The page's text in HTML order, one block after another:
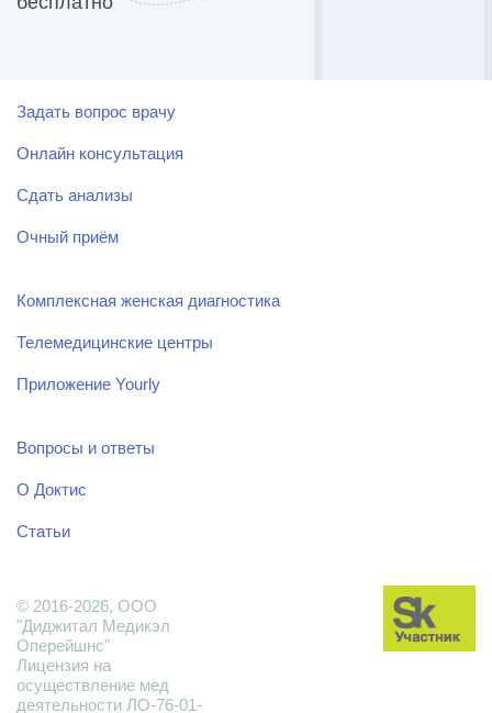
Задать вопрос врачу
Онлайн консультация
Сдать анализы
Очный приём
Комплексная женская диагностика
Телемедицинские центры
Приложение Yourly
Вопросы и ответы
О Доктис
Статьи
© 2016-2026, ООО
"Диджитал Медикэл
Оперейшнс"
Лицензия на
осуществление мед
деятельности ЛО-76-01-